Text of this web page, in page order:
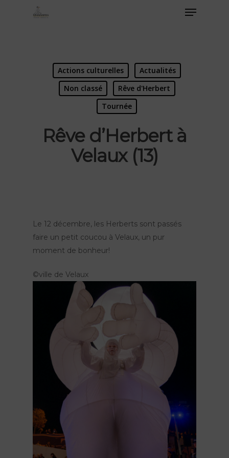
Actions culturelles
Actualités
Non classé
Rêve d'Herbert
Tournée
Rêve d’Herbert à
Velaux (13)
Le 12 décembre, les Herberts sont passés
faire un petit coucou à Velaux, un pur
moment de bonheur!
©ville de Velaux